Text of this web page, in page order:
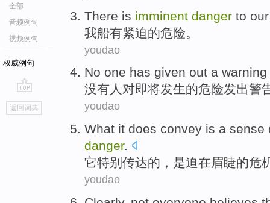
全部
音频例句
视频例句
权威例句
go
top
返回词典
There is imminent danger to our
我船有紧迫的危险 。
youdao
No one has given out a warning
没有人 对即将发生的危险发出警
youdao
What it does convey is a sense
danger.
它特别 传达的 ， 是迫在眉睫的危
youdao